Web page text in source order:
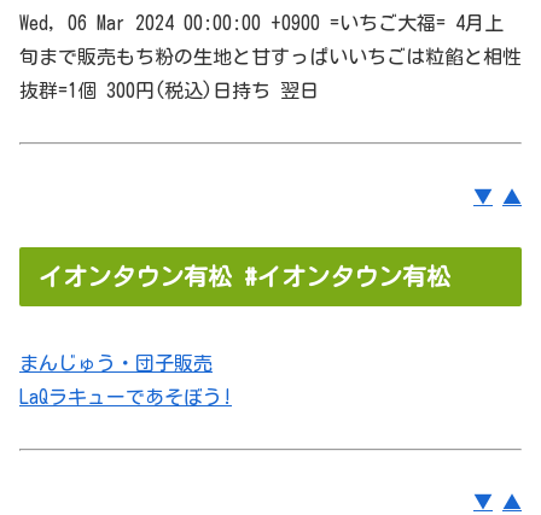
Wed, 06 Mar 2024 00:00:00 +0900 =いちご大福= 4月上
旬まで販売もち粉の生地と甘すっぱいいちごは粒餡と相性
抜群=1個 300円(税込)日持ち 翌日
▼ ▲
イオンタウン有松 #イオンタウン有松
まんじゅう・団子販売
LaQラキューであそぼう!
▼ ▲